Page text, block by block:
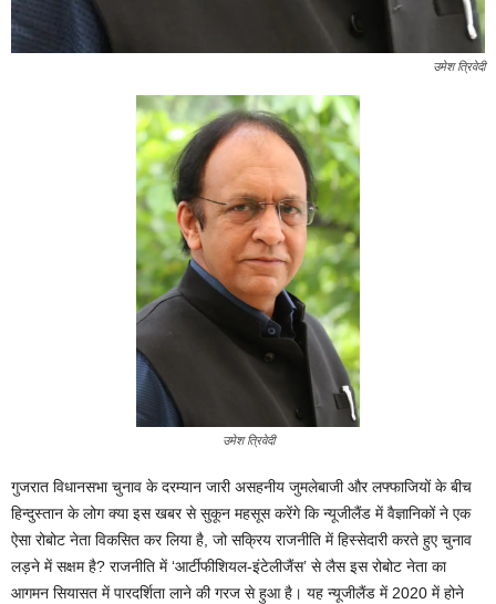
उमेश त्रिवेदी
उमेश त्रिवेदी
गुजरात विधानसभा चुनाव के दरम्यान जारी असहनीय जुमलेबाजी और लफ्फाजियों के बीच
हिन्दुस्तान के लोग क्या इस खबर से सुकून महसूस करेंगे कि न्यूजीलैंड में वैज्ञानिकों ने एक
ऐसा रोबोट नेता विकसित कर लिया है, जो सक्रिय राजनीति में हिस्सेदारी करते हुए चुनाव
लड़ने में सक्षम है? राजनीति में ‘आर्टीफीशियल-इंटेलीजैंस’ से लैस इस रोबोट नेता का
आगमन सियासत में पारदर्शिता लाने की गरज से हुआ है। यह न्यूजीलैंड में 2020 में होने